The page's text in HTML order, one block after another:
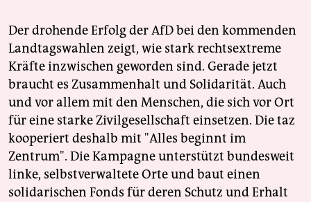
Der drohende Erfolg der AfD bei den kommenden
Landtagswahlen zeigt, wie stark rechtsextreme
Kräfte inzwischen geworden sind. Gerade jetzt
braucht es Zusammenhalt und Solidarität. Auch
und vor allem mit den Menschen, die sich vor Ort
für eine starke Zivilgesellschaft einsetzen. Die taz
kooperiert deshalb mit "Alles beginnt im
Zentrum". Die Kampagne unterstützt bundesweit
linke, selbstverwaltete Orte und baut einen
solidarischen Fonds für deren Schutz und Erhalt